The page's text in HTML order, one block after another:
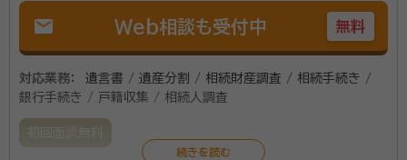
mail Web相談も受付中 無料
対応業務：
遺言書 / 遺産分割 / 相続財産調査 / 相続手続き /
銀行手続き / 戸籍収集 / 相続人調査
初回面談無料